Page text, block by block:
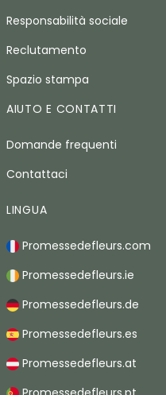
Responsabilità sociale
Reclutamento
Spazio stampa
AIUTO E CONTATTI
Domande frequenti
Contattaci
LINGUA
Promessedefleurs.com
Promessedefleurs.ie
Promessedefleurs.de
Promessedefleurs.es
Promessedefleurs.at